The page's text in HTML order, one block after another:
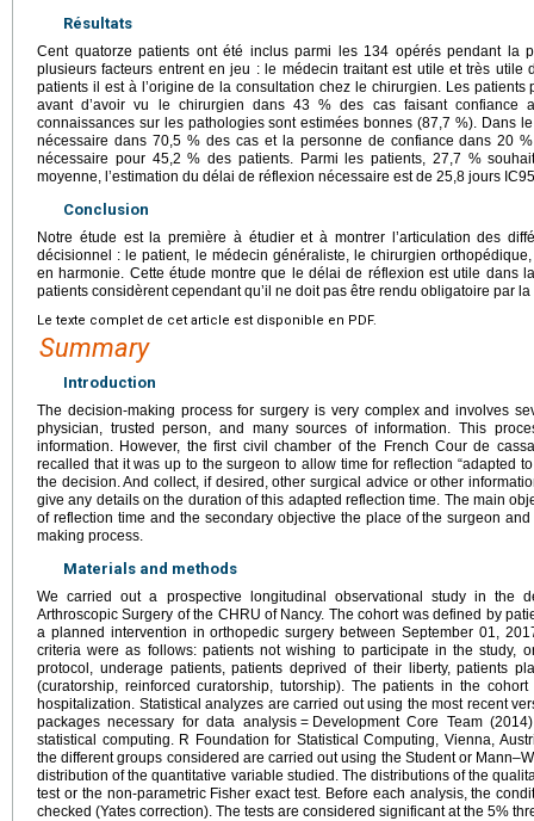
Résultats
Cent quatorze patients ont été inclus parmi les 134 opérés pendant la
plusieurs facteurs entrent en jeu : le médecin traitant est utile et très utile
patients il est à l’origine de la consultation chez le chirurgien. Les patients
avant d’avoir vu le chirurgien dans 43 % des cas faisant confiance
connaissances sur les pathologies sont estimées bonnes (87,7 %). Dans
nécessaire dans 70,5 % des cas et la personne de confiance dans 20
nécessaire pour 45,2 % des patients. Parmi les patients, 27,7 %
moyenne, l’estimation du délai de réflexion nécessaire est de 25,8 jours
Conclusion
Notre étude est la première à étudier et à montrer l’articulation des
décisionnel : le patient, le médecin généraliste, le chirurgien
en harmonie. Cette étude montre que le délai de réflexion est utile dans
patients considèrent cependant qu’il ne doit pas être rendu obligatoire par
Le texte complet de cet article est disponible en PDF.
Summary
Introduction
The decision-making process for surgery is very complex and involves
physician, trusted person, and many sources of information. This
information. However, the first civil chamber of the French Cour de
recalled that it was up to the surgeon to allow time for reflection “adapted
the decision. And collect, if desired, other surgical advice or other
give any details on the duration of this adapted reflection time. The main
of reflection time and the secondary objective the place of the surgeon
making process.
Materials and methods
We carried out a prospective longitudinal observational study in the
Arthroscopic Surgery of the CHRU of Nancy. The cohort was defined by
a planned intervention in orthopedic surgery between September 01,
criteria were as follows: patients not wishing to participate in the study,
protocol, underage patients, patients deprived of their liberty, patients
(curatorship, reinforced curatorship, tutorship). The patients in the
hospitalization. Statistical analyzes are carried out using the most recent
packages necessary for data analysis = Development Core Team
statistical computing. R Foundation for Statistical Computing, Vienna,
the different groups considered are carried out using the Student or
distribution of the quantitative variable studied. The distributions of the
test or the non-parametric Fisher exact test. Before each analysis, the
checked (Yates correction). The tests are considered significant at the 5%